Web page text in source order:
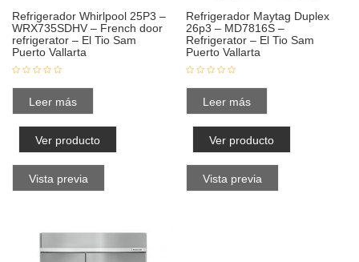
Refrigerador Whirlpool 25P3 –
WRX735SDHV – French door
refrigerator – El Tio Sam
Puerto Vallarta
Leer más
Ver producto
Vista previa
Refrigerador Maytag Duplex
26p3 – MD7816S –
Refrigerator – El Tio Sam
Puerto Vallarta
Leer más
Ver producto
Vista previa